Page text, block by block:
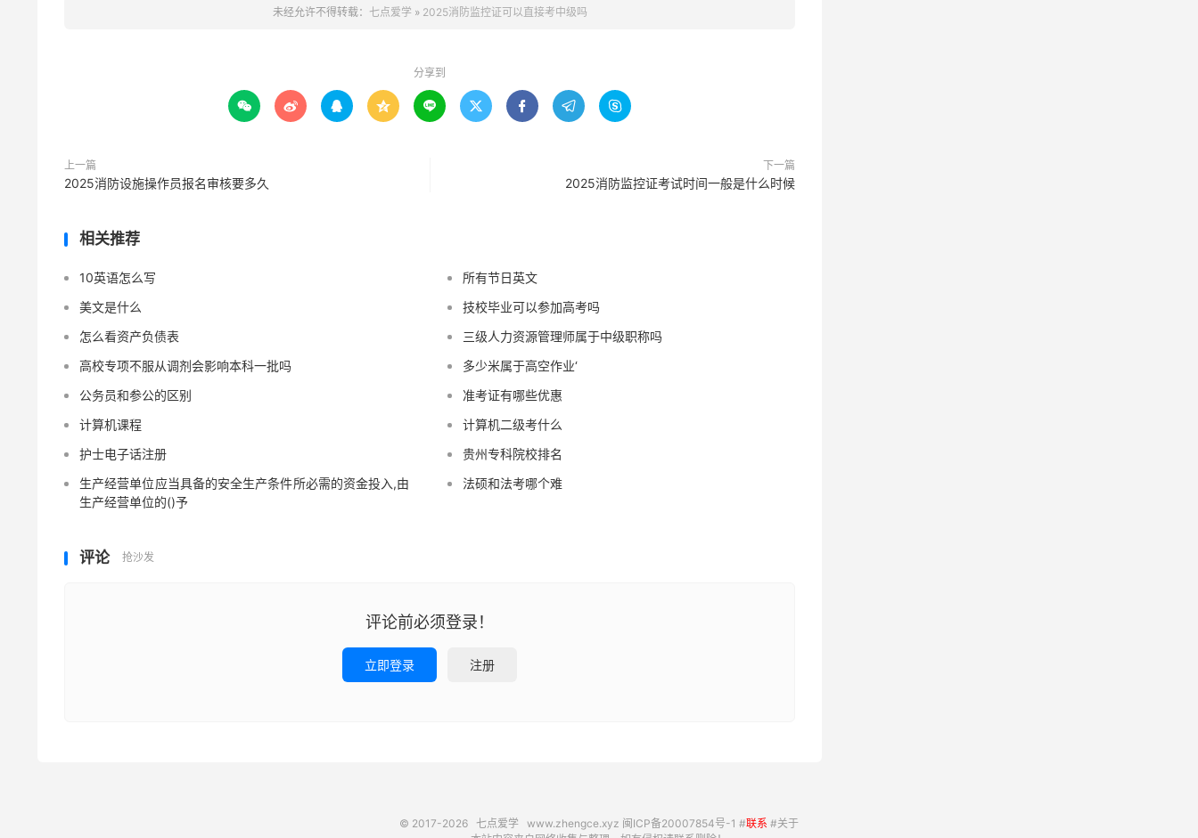
未经允许不得转载： 七点爱学 » 2025消防监控证可以直接考中级吗
分享到
        
上一篇
2025消防设施操作员报名审核要多久
下一篇
2025消防监控证考试时间一般是什么时候
相关推荐
10英语怎么写
所有节日英文
美文是什么
技校毕业可以参加高考吗
怎么看资产负债表
三级人力资源管理师属于中级职称吗
高校专项不服从调剂会影响本科一批吗
多少米属于高空作业‘
公务员和参公的区别
准考证有哪些优惠
计算机课程
计算机二级考什么
护士电子话注册
贵州专科院校排名
生产经营单位应当具备的安全生产条件所必需的资金投入,由
生产经营单位的()予
法硕和法考哪个难
评论 抢沙发
评论前必须登录！
立即登录 注册
© 2017-2026 七点爱学 www.zhengce.xyz 闽ICP备20007854号-1 #联系 #关于